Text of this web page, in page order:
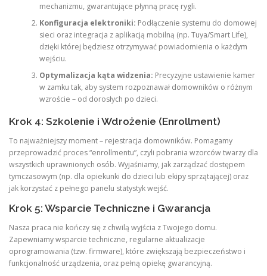
mechanizmu, gwarantujące płynną pracę rygli.
Konfiguracja elektroniki: Podłączenie systemu do domowej
sieci oraz integracja z aplikacją mobilną (np. Tuya/Smart Life),
dzięki której będziesz otrzymywać powiadomienia o każdym
wejściu.
Optymalizacja kąta widzenia: Precyzyjne ustawienie kamer
w zamku tak, aby system rozpoznawał domowników o różnym
wzroście – od dorosłych po dzieci.
Krok 4: Szkolenie i Wdrożenie (Enrollment)
To najważniejszy moment – rejestracja domowników. Pomagamy
przeprowadzić proces “enrollmentu”, czyli pobrania wzorców twarzy dla
wszystkich uprawnionych osób. Wyjaśniamy, jak zarządzać dostępem
tymczasowym (np. dla opiekunki do dzieci lub ekipy sprzątającej) oraz
jak korzystać z pełnego panelu statystyk wejść.
Krok 5: Wsparcie Techniczne i Gwarancja
Nasza praca nie kończy się z chwilą wyjścia z Twojego domu.
Zapewniamy wsparcie techniczne, regularne aktualizacje
oprogramowania (tzw. firmware), które zwiększają bezpieczeństwo i
funkcjonalność urządzenia, oraz pełną opiekę gwarancyjną.